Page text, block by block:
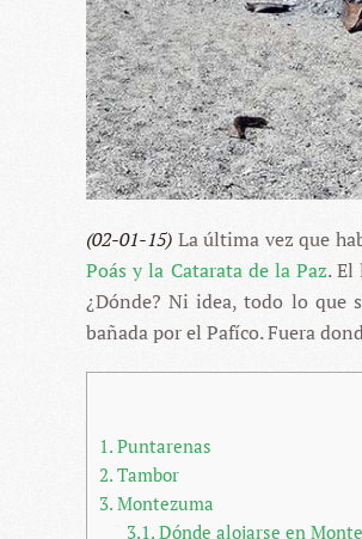
(02-01-15) La última vez que
Poás y la Catarata de la Paz. El
¿Dónde? Ni idea, todo lo que
bañada por el Pafíco. Fuera
1. Puntarenas
2. Tambor
3. Montezuma
3.1.Dónde alojarse en